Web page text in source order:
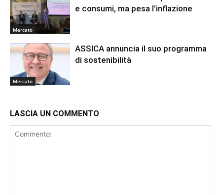
Mercato
e consumi, ma pesa l’inflazione
Mercato
ASSICA annuncia il suo programma
di sostenibilità
LASCIA UN COMMENTO